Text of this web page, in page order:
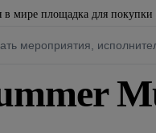
площадка для покупки